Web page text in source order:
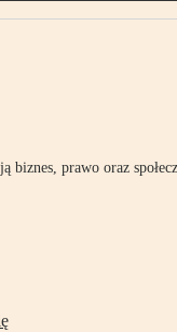
prawo oraz